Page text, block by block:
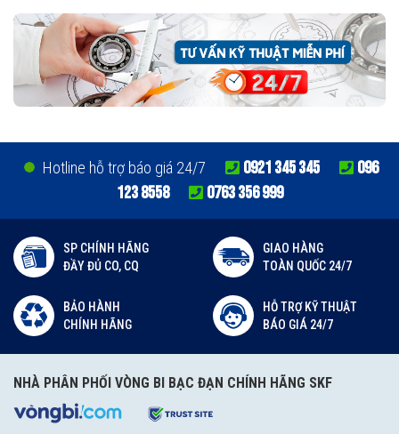
Hotline hỗ trợ báo giá 24/7 0921 345 345
096
123 8558
0763 356 999
SP CHÍNH HÃNG
ĐẦY ĐỦ CO, CQ
GIAO HÀNG
TOÀN QUỐC 24/7
BẢO HÀNH
CHÍNH HÃNG
HỖ TRỢ KỸ THUẬT
BÁO GIÁ 24/7
NHÀ PHÂN PHỐI VÒNG BI BẠC ĐẠN CHÍNH HÃNG SKF